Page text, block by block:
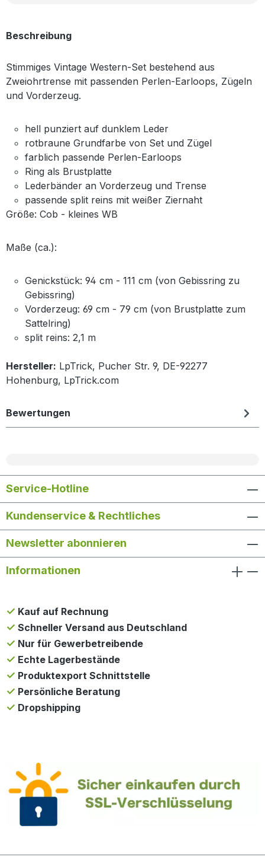
Beschreibung
Stimmiges Vintage Western-Set bestehend aus
Zweiohrtrense mit passenden Perlen-Earloops, Zügeln
und Vorderzeug.
hell punziert auf dunklem Leder
rotbraune Grundfarbe von Set und Zügel
farblich passende Perlen-Earloops
Ring als Brustplatte
Lederbänder an Vorderzeug und Trense
passende split reins mit weißer Ziernaht
Größe: Cob - kleines WB
Maße (ca.):
Genickstück: 94 cm - 111 cm (von Gebissring zu
Gebissring)
Vorderzeug: 69 cm - 79 cm (von Brustplatte zum
Sattelring)
split reins: 2,1 m
Hersteller: LpTrick, Pucher Str. 9, DE-92277
Hohenburg, LpTrick.com
Bewertungen
Service-Hotline
Kundenservice & Rechtliches
Newsletter abonnieren
Informationen
Kauf auf Rechnung
Schneller Versand aus Deutschland
Nur für Gewerbetreibende
Echte Lagerbestände
Produktexport Schnittstelle
Persönliche Beratung
Dropshipping